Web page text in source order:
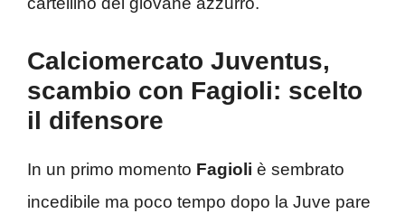
Calciomercato Juventus,
scambio con Fagioli: scelto
il difensore
In un primo momento Fagioli è sembrato
incedibile ma poco tempo dopo la Juve pare